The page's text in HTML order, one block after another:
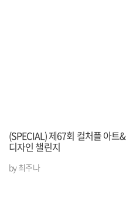
(SPECIAL) 제67회 컬처플 아트&
디자인 챌린지
by 최주나